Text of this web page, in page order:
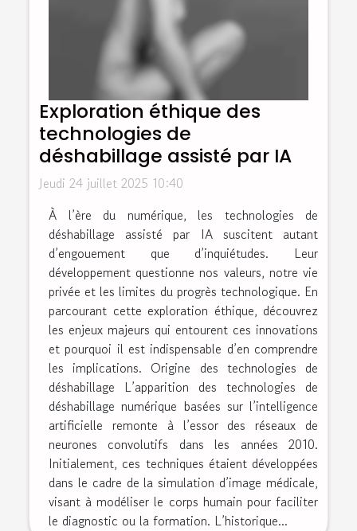
Exploration éthique des
technologies de
déshabillage assisté par IA
Jeudi 24 juillet 2025 10:40
À l’ère du numérique, les technologies de
déshabillage assisté par IA suscitent autant
d’engouement que d’inquiétudes. Leur
développement questionne nos valeurs, notre vie
privée et les limites du progrès technologique. En
parcourant cette exploration éthique, découvrez
les enjeux majeurs qui entourent ces innovations
et pourquoi il est indispensable d’en comprendre
les implications. Origine des technologies de
déshabillage L’apparition des technologies de
déshabillage numérique basées sur l’intelligence
artificielle remonte à l’essor des réseaux de
neurones convolutifs dans les années 2010.
Initialement, ces techniques étaient développées
dans le cadre de la simulation d’image médicale,
visant à modéliser le corps humain pour faciliter
le diagnostic ou la formation. L’historique...